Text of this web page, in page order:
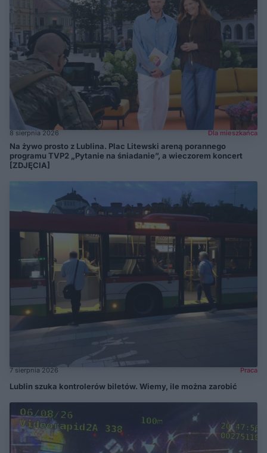
8 sierpnia 2026 Dla mieszkańca
Na żywo prosto z Lublina. Plac Litewski areną porannego
programu TVP2 „Pytanie na śniadanie”, a wieczorem koncert
[ZDJĘCIA]
7 sierpnia 2026 Praca
Lublin szuka kontrolerów biletów. Wiemy, ile można zarobić